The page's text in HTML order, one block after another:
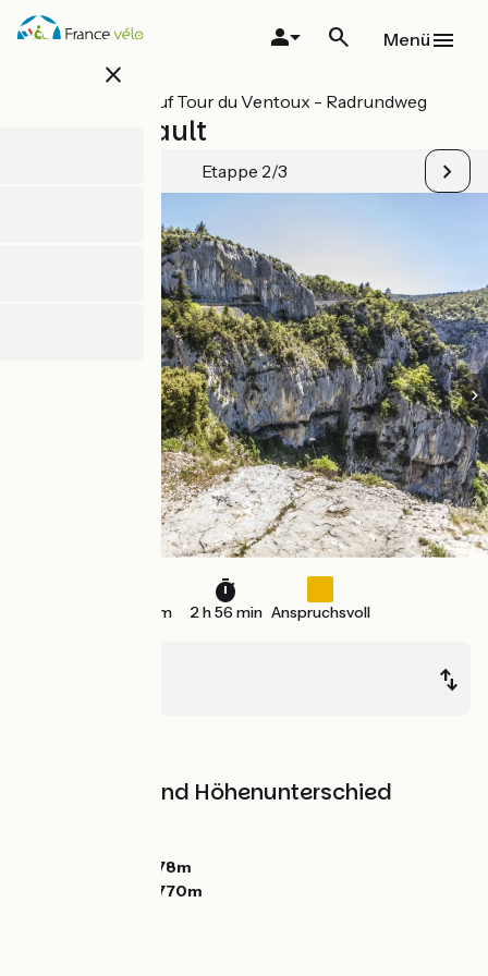
Direkt
zum
close
Menü
Alle Etappen auf Tour du Ventoux - Radrundweg
Bédoin / Sault
Etappe 2/3
44 km 2 h 56 min Anspruchsvoll
Steigungen und Höhenunterschied
278m
770m